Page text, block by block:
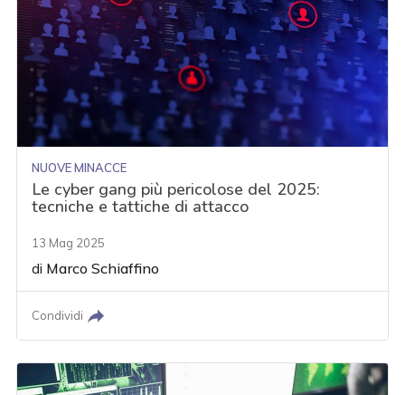
NUOVE MINACCE
Le cyber gang più pericolose del 2025:
tecniche e tattiche di attacco
13 Mag 2025
di Marco Schiaffino
Condividi